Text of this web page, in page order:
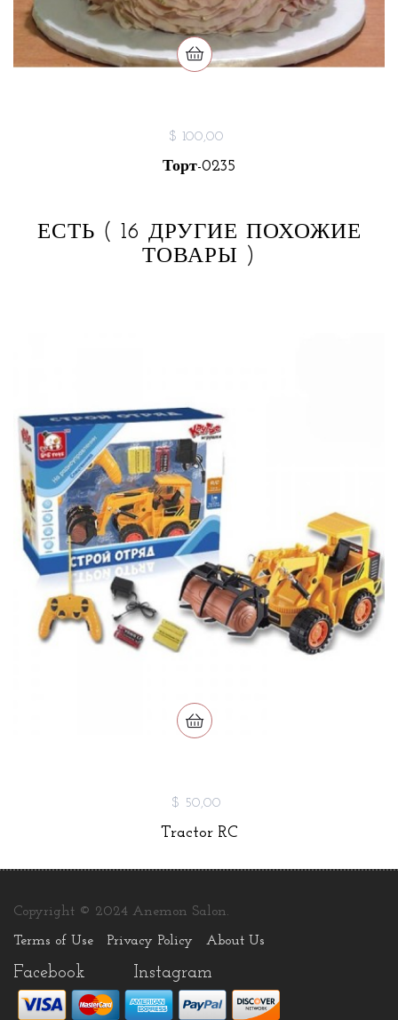
$ 100,00
Торт-0235
ЕСТЬ ( 16 ДРУГИЕ ПОХОЖИЕ
ТОВАРЫ )
$ 50,00
Tractor RC
Copyright © 2024 Anemon Salon.
Terms of Use Privacy Policy About Us
Facebook Instagram